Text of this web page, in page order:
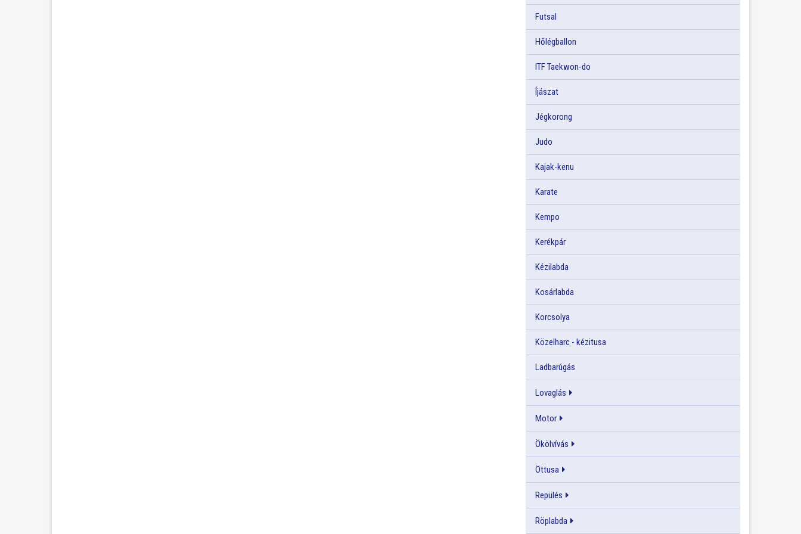
Futsal
Hőlégballon
ITF Taekwon-do
Íjászat
Jégkorong
Judo
Kajak-kenu
Karate
Kempo
Kerékpár
Kézilabda
Kosárlabda
Korcsolya
Közelharc - kézitusa
Ladbarúgás
Lovaglás
Motor
Ökölvívás
Öttusa
Repülés
Röplabda